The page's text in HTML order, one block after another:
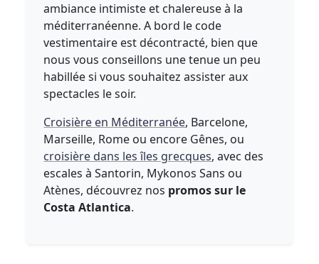
ambiance intimiste et chalereuse à la
méditerranéenne. A bord le code
vestimentaire est décontracté, bien que
nous vous conseillons une tenue un peu
habillée si vous souhaitez assister aux
spectacles le soir.
Croisière en Méditerranée, Barcelone,
Marseille, Rome ou encore Gênes, ou
croisière dans les îles grecques, avec des
escales à Santorin, Mykonos Sans ou
Atènes, découvrez nos promos sur le
Costa Atlantica.